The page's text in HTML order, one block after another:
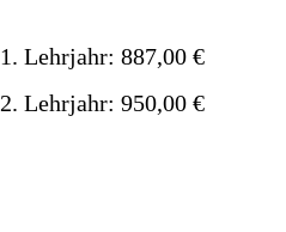
1. Lehrjahr: 887,00 €
2. Lehrjahr: 950,00 €